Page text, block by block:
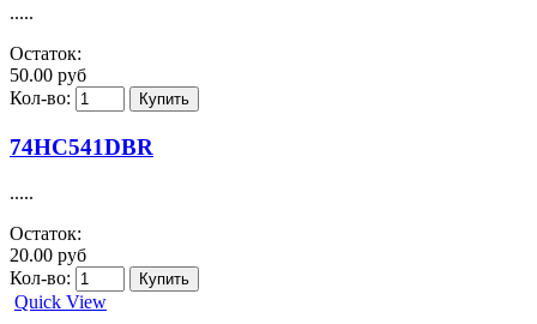
.....
Остаток:
50.00 руб
Кол-во:
74HC541DBR
.....
Остаток:
20.00 руб
Кол-во:
Quick View